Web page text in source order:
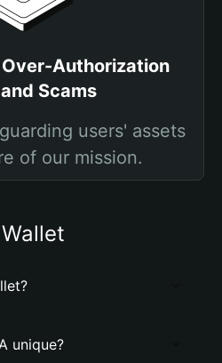
Authorization
Scams
users' assets
of our mission.
unique?